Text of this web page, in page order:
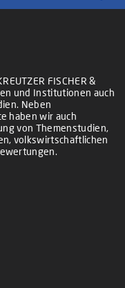
FISCHER &
und Institutionen auch
Neben
haben wir auch
von Themenstudien,
volkswirtschaftlichen